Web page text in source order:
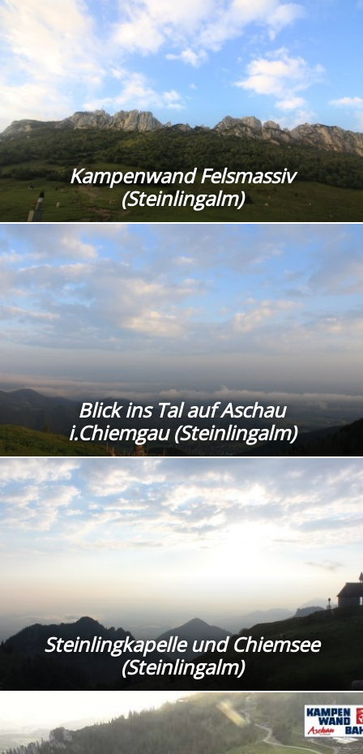
Kampenwand Felsmassiv
(Steinlingalm)
Blick ins Tal auf Aschau
i.Chiemgau (Steinlingalm)
Steinlingkapelle und Chiemsee
(Steinlingalm)